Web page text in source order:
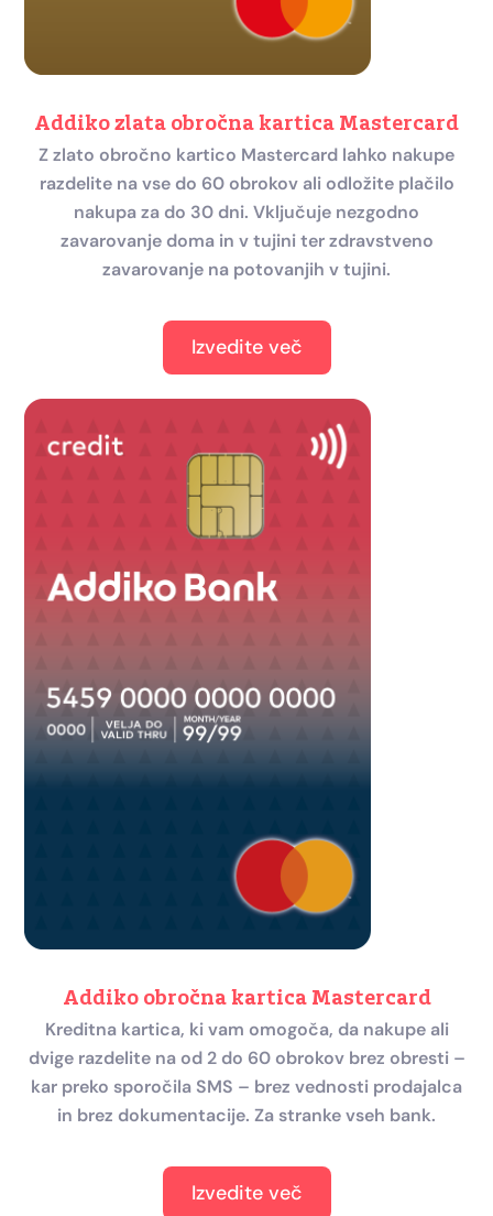
Addiko zlata obročna kartica Mastercard
Z zlato obročno kartico Mastercard lahko nakupe
razdelite na vse do 60 obrokov ali odložite plačilo
nakupa za do 30 dni. Vključuje nezgodno
zavarovanje doma in v tujini ter zdravstveno
zavarovanje na potovanjih v tujini.
Izvedite več
Addiko obročna kartica Mastercard
Kreditna kartica, ki vam omogoča, da nakupe ali
dvige razdelite na od 2 do 60 obrokov brez obresti –
kar preko sporočila SMS – brez vednosti prodajalca
in brez dokumentacije. Za stranke vseh bank.
Izvedite več